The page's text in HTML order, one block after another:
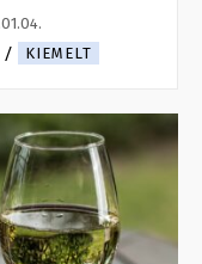
KIEMELT